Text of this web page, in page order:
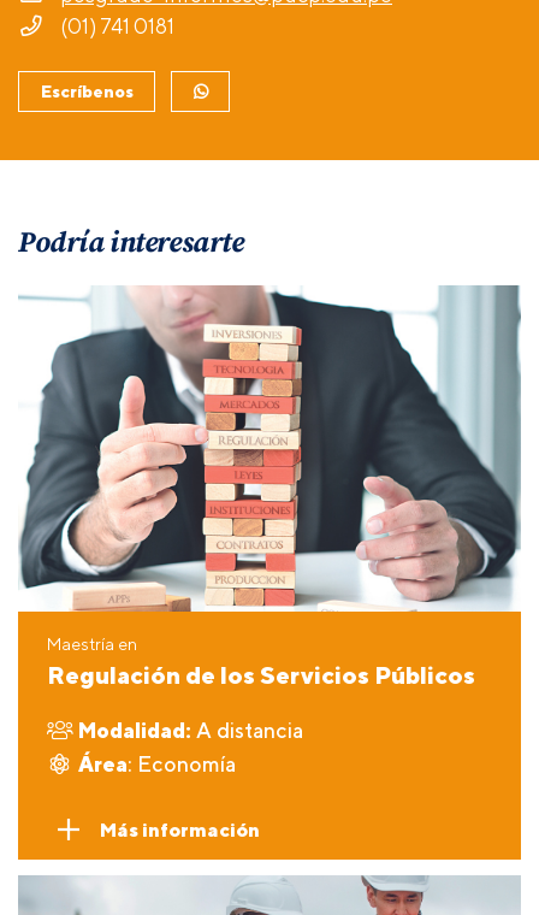
(01) 741 0181
Escríbenos
Podría interesarte
Maestría en
Regulación de los Servicios Públicos
Modalidad: A distancia
Área: Economía
Más información